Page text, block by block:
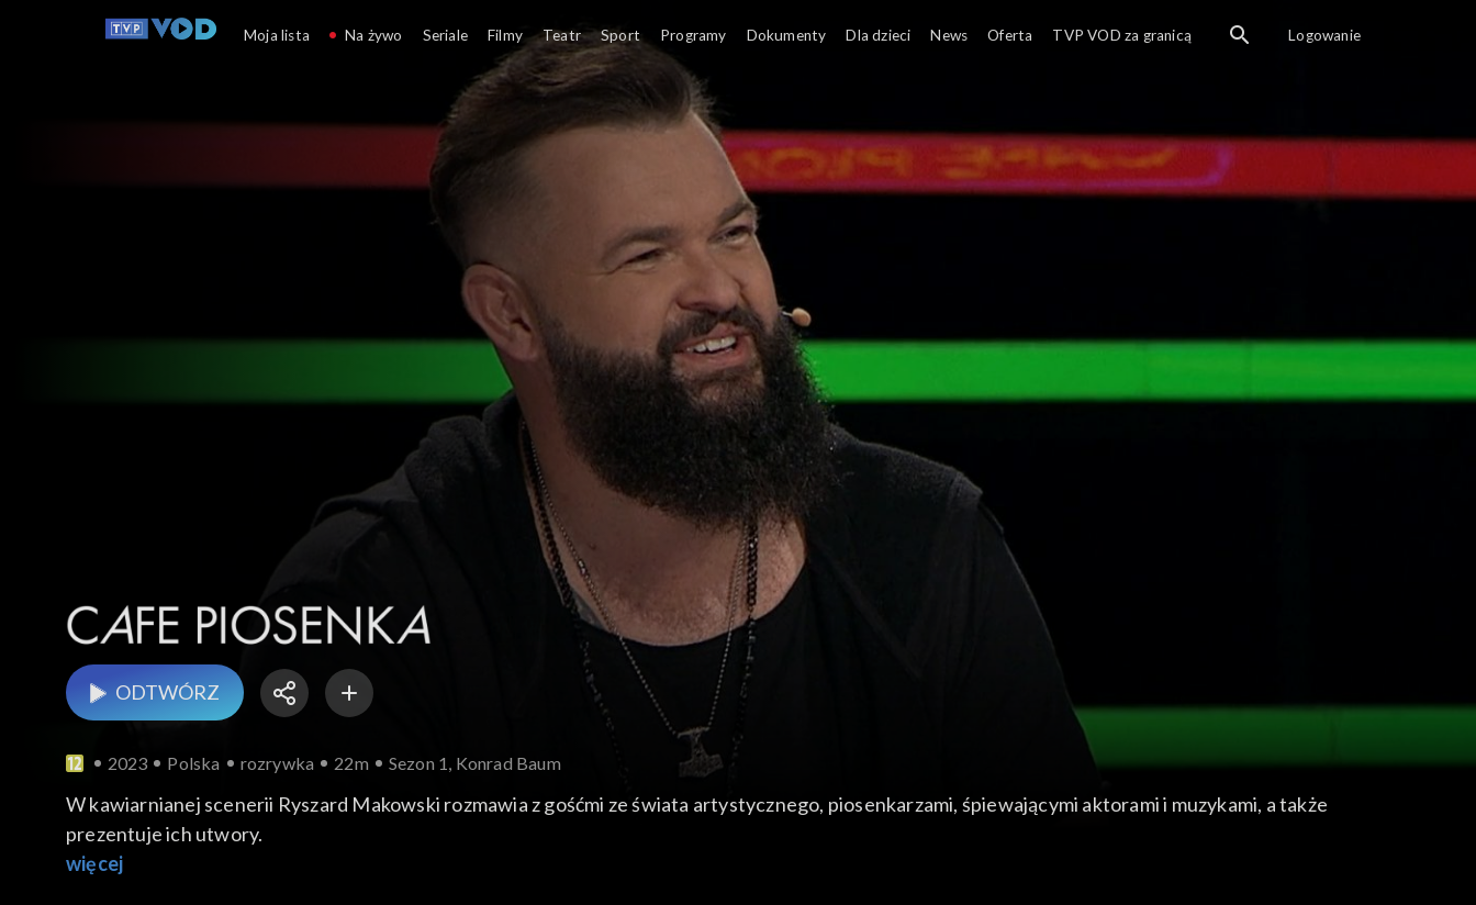
ODTWÓRZ
2023 Polska rozrywka 22m Sezon 1, Konrad Baum
W kawiarnianej scenerii Ryszard Makowski rozmawia z gośćmi ze świata artystycznego, piosenkarzami, śpiewającymi aktorami i muzykami, a także
prezentuje ich utwory.
więcej
Moja lista Na żywo Seriale Filmy Teatr Sport Programy Dokumenty Dla dzieci News Oferta TVP VOD za granicą Logowanie